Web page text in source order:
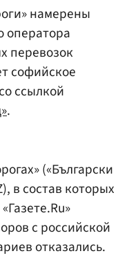
намерены
оператора
перевозок
софийское
ссылкой
.
(«Български
в состав которых
с российской
отказались.